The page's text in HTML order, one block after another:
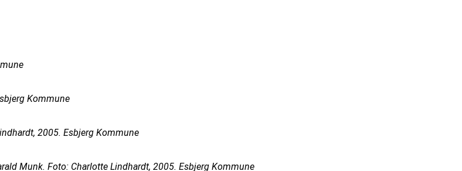
Kommune
2005. Esbjerg Kommune
Munk. Foto: Charlotte Lindhardt, 2005. Esbjerg Kommune